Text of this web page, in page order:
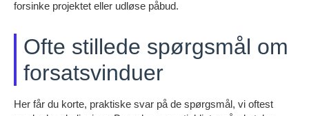
forsinke projektet eller udløse påbud.
Ofte stillede spørgsmål om
forsatsvinduer
Her får du korte, praktiske svar på de spørgsmål, vi oftest